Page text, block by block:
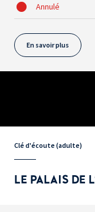
Annulé
En savoir plus
Clé d'écoute (adulte)
LE PALAIS DE